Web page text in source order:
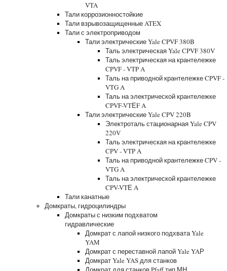
VTA
Тали коррозионностойкие
Тали взрывозащищенные ATEX
Тали с электроприводом
Тали электрические Yale CPVF 380B
Таль электрическая Yale CPVF 380V
Таль электрическая на крантележке
CPVF - VTP A
Таль на приводной крантележке CPVF -
VTG A
Таль на электрической крантележке
CPVF-VTЕF A
Тали электрические Yale CPV 220B
Электроталь стационарная Yale CPV
220V
Таль электрическая на крантележке
CPV - VTP A
Таль на приводной крантележке CPV -
VTG A
Таль на электрической крантележке
CPV-VTЕ A
Тали канатные
Домкраты, гидроцилиндры
Домкраты с низким подхватом
гидравлические
Домкрат с лапой низкого подхвата Yale
YAM
Домкрат с переставной лапой Yale YAР
Домкрат Yale YAS для станков